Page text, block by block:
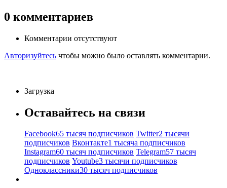
0 комментариев
Комментарии отсутствуют
Авторизуйтесь чтобы можно было оставлять комментарии.
Загрузка
Оставайтесь на связи
Facebook65 тысяч подписчиков Twitter2 тысячи
подписчиков Вконтакте1 тысяча подписчиков
Instagram60 тысяч подписчиков Telegram57 тысяч
подписчиков Youtube3 тысячи подписчиков
Одноклассники30 тысяч подписчиков